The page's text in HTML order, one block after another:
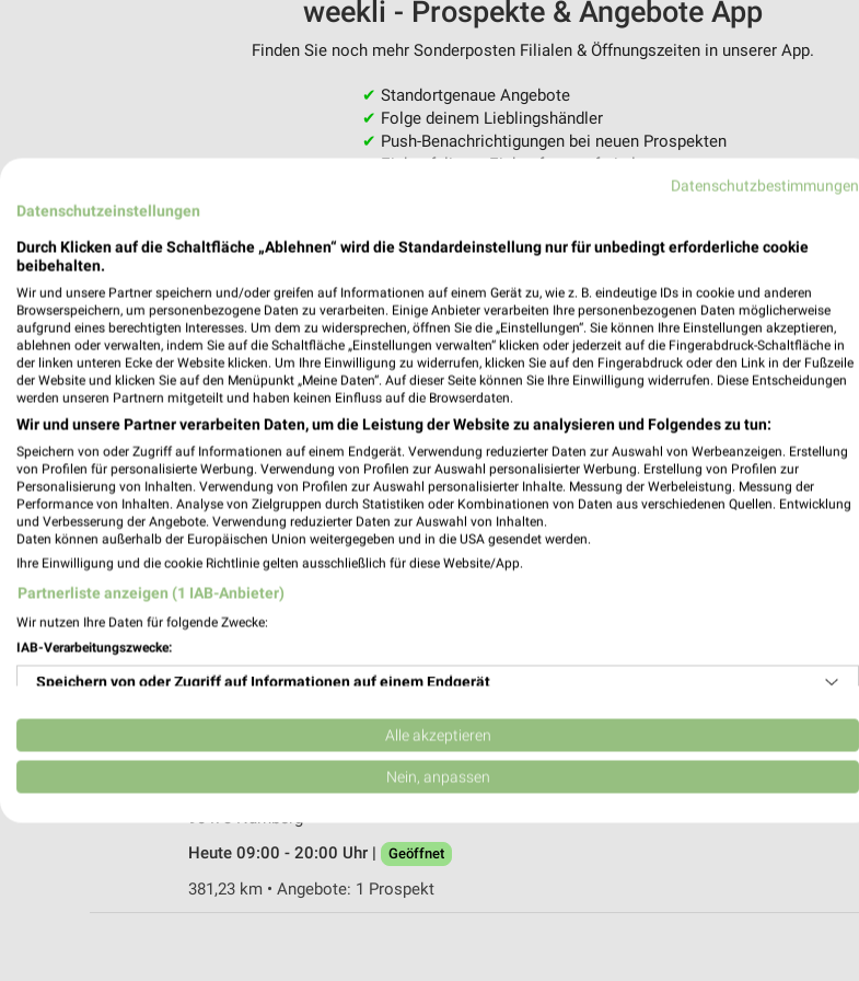
weekli - Prospekte & Angebote App
Finden Sie noch mehr Sonderposten Filialen & Öffnungszeiten in unserer App.
✔ Standortgenaue Angebote
✔ Folge deinem Lieblingshändler
✔ Push-Benachrichtigungen bei neuen Prospekten
✔Einkaufsliste - Einkauf stressfrei planen
Tedi Nürnberg Langwasser
90473 Nürnberg Langwasser
Heute 09:00 - 20:00 Uhr | Geöffnet
Glogauer Straße 30-38
90473 Nürnberg
Heute 09:00 - 20:00 Uhr |
Geöffnet
381,23 km • Angebote: 1 Prospekt
Datenschutzbestimmungen
Datenschutzeinstellungen
Durch Klicken auf die Schaltfläche „Ablehnen“ wird die Standardeinstellung nur für unbedingt erforderliche cookie
beibehalten.
Wir und unsere Partner speichern und/oder greifen auf Informationen auf einem Gerät zu, wie z. B. eindeutige IDs in cookie und anderen
Browserspeichern, um personenbezogene Daten zu verarbeiten. Einige Anbieter verarbeiten Ihre personenbezogenen Daten möglicherweise
aufgrund eines berechtigten Interesses. Um dem zu widersprechen, öffnen Sie die „Einstellungen“. Sie können Ihre Einstellungen akzeptieren,
ablehnen oder verwalten, indem Sie auf die Schaltfläche „Einstellungen verwalten“ klicken oder jederzeit auf die Fingerabdruck-Schaltfläche in
der linken unteren Ecke der Website klicken. Um Ihre Einwilligung zu widerrufen, klicken Sie auf den Fingerabdruck oder den Link in der Fußzeile
der Website und klicken Sie auf den Menüpunkt „Meine Daten“. Auf dieser Seite können Sie Ihre Einwilligung widerrufen. Diese Entscheidungen
werden unseren Partnern mitgeteilt und haben keinen Einfluss auf die Browserdaten.
Wir und unsere Partner verarbeiten Daten, um die Leistung der Website zu analysieren und Folgendes zu tun:
Speichern von oder Zugriff auf Informationen auf einem Endgerät. Verwendung reduzierter Daten zur Auswahl von Werbeanzeigen. Erstellung
von Profilen für personalisierte Werbung. Verwendung von Profilen zur Auswahl personalisierter Werbung. Erstellung von Profilen zur
Personalisierung von Inhalten. Verwendung von Profilen zur Auswahl personalisierter Inhalte. Messung der Werbeleistung. Messung der
Performance von Inhalten. Analyse von Zielgruppen durch Statistiken oder Kombinationen von Daten aus verschiedenen Quellen. Entwicklung
und Verbesserung der Angebote. Verwendung reduzierter Daten zur Auswahl von Inhalten.
Daten können außerhalb der Europäischen Union weitergegeben und in die USA gesendet werden.
Ihre Einwilligung und die cookie Richtlinie gelten ausschließlich für diese Website/App.
Partnerliste anzeigen (1 IAB-Anbieter)
Wir nutzen Ihre Daten für folgende Zwecke:
IAB-Verarbeitungszwecke:
Speichern von oder Zugriff auf Informationen auf einem Endgerät
Verwendung reduzierter Daten zur Auswahl von Werbeanzeigen
Erstellung von Profilen für personalisierte Werbung
Erstellung von Profilen zur Personalisierung von Inhalten
Alle akzeptieren
Nein, anpassen